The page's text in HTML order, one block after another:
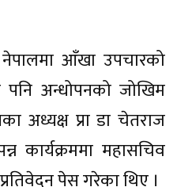
नेपालमा आँखा उपचारको
अन्धोपनको जोखिम
अध्यक्ष प्रा डा चेतराज
कार्यक्रममा महासचिव
पेस गरेका थिए ।